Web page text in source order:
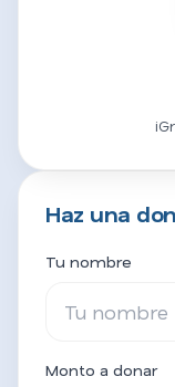
Haz una
Tu nombre
Monto a donar